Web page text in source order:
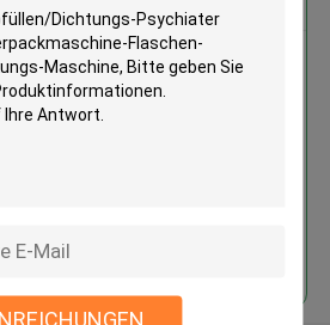
Dichtungs-Psychiater
Flaschen-
Fortsetzen